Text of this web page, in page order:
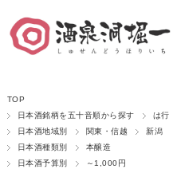
TOP
日本酒銘柄を五十音順から探す
は行
日本酒地域別
関東・信越
新潟
日本酒種類別
本醸造
日本酒予算別
～1,000円